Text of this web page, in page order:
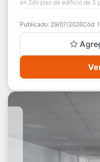
en 2do piso de edificio de 3
Publicado: 29/07/2026Cód: